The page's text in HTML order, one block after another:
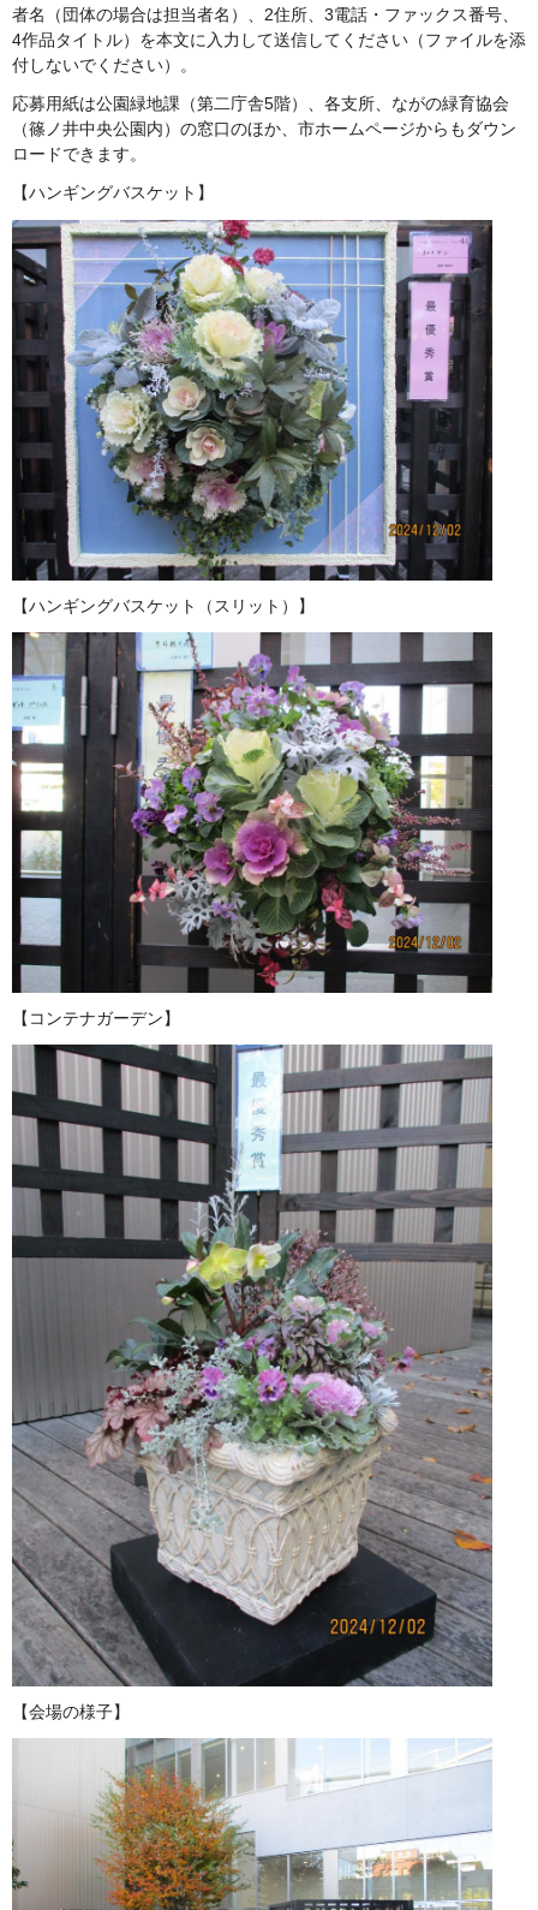
者名（団体の場合は担当者名）、2住所、3電話・ファックス番号、
4作品タイトル）を本文に入力して送信してください（ファイルを添
付しないでください）。
応募用紙は公園緑地課（第二庁舎5階）、各支所、ながの緑育協会
（篠ノ井中央公園内）の窓口のほか、市ホームページからもダウン
ロードできます。
【ハンギングバスケット】
【ハンギングバスケット（スリット）】
【コンテナガーデン】
【会場の様子】